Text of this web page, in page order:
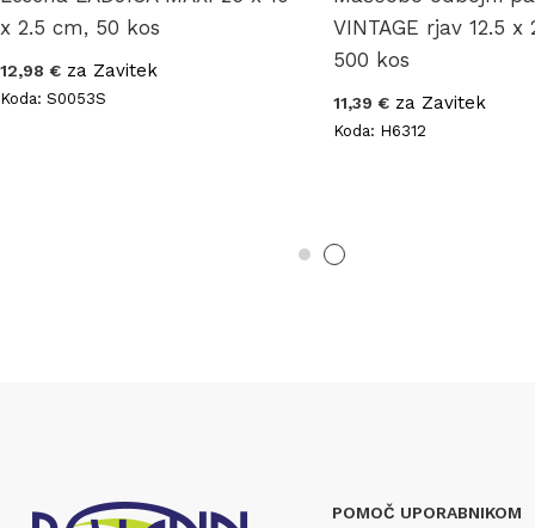
x 2.5 cm, 50 kos
12,98 € za Zavitek
Koda: S0053S
VINTAGE rjav 12.5 x
500 kos
11,39 € za Zavitek
Koda: H6312
POMOČ UPORABNIKOM